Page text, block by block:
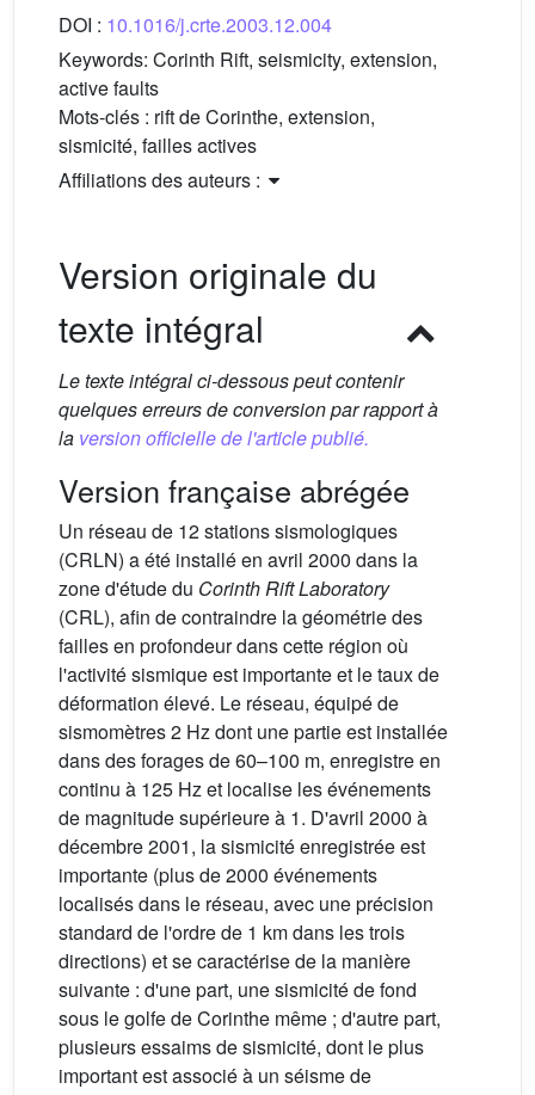
DOI : 10.1016/j.crte.2003.12.004
Keywords: Corinth Rift, seismicity, extension,
active faults
Mots-clés : rift de Corinthe, extension,
sismicité, failles actives
Affiliations des auteurs :
Version originale du
texte intégral
Le texte intégral ci-dessous peut contenir
quelques erreurs de conversion par rapport à
la version officielle de l'article publié.
Version française abrégée
Un réseau de 12 stations sismologiques
(CRLN) a été installé en avril 2000 dans la
zone d'étude du Corinth Rift Laboratory
(CRL), afin de contraindre la géométrie des
failles en profondeur dans cette région où
l'activité sismique est importante et le taux de
déformation élevé. Le réseau, équipé de
sismomètres 2 Hz dont une partie est installée
dans des forages de 60–100 m, enregistre en
continu à 125 Hz et localise les événements
de magnitude supérieure à 1. D'avril 2000 à
décembre 2001, la sismicité enregistrée est
importante (plus de 2000 événements
localisés dans le réseau, avec une précision
standard de l'ordre de 1 km dans les trois
directions) et se caractérise de la manière
suivante : d'une part, une sismicité de fond
sous le golfe de Corinthe même ; d'autre part,
plusieurs essaims de sismicité, dont le plus
important est associé à un séisme de